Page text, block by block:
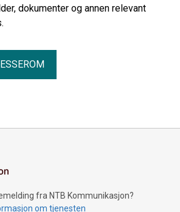
dokumenter og annen relevant
fra NTB Kommunikasjon?
om tjenesten